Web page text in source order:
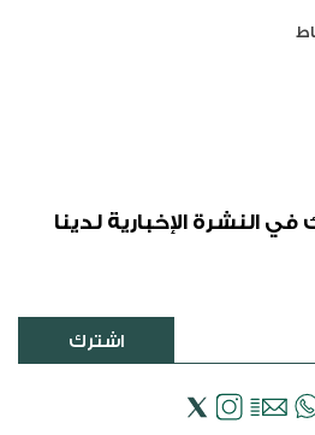
في النشرة الإخبارية لدينا
اشترك
Email انستجرام
إكس